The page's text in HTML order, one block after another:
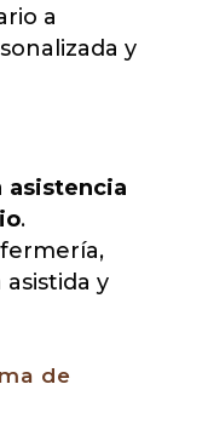
a
y
asistencia
.
y
de